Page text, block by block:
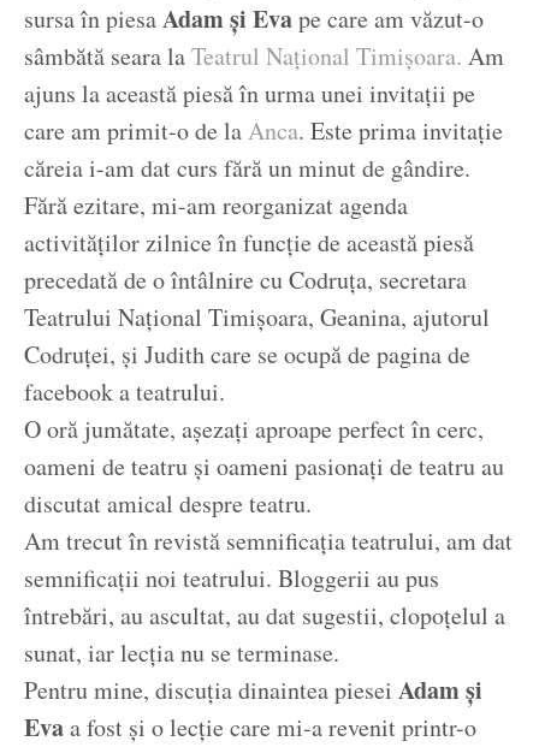
sursa în piesaAdam și Evape care am văzut-o
sâmbătă seara laTeatrul Național Timișoara. Am
ajuns la această piesă în urma unei invitații pe
care am primit-o de laAnca. Este prima invitație
căreia i-am dat curs fără un minut de gândire.
Fără ezitare, mi-am reorganizat agenda
activităților zilnice în funcție de această piesă
precedată de o întâlnire cu Codruța, secretara
Teatrului Național Timișoara, Geanina, ajutorul
Codruței, și Judith care se ocupă de pagina de
facebook a teatrului.
O oră jumătate, așezați aproape perfect în cerc,
oameni de teatru și oameni pasionați de teatru au
discutat amical despre teatru.
Am trecut în revistă semnificația teatrului, am dat
semnificații noi teatrului. Bloggerii au pus
întrebări, au ascultat, au dat sugestii, clopoțelul a
sunat, iar lecția nu se terminase.
Pentru mine, discuția dinaintea piesei Adam și
Evaa fost și o lecție care mi-a revenit printr-o